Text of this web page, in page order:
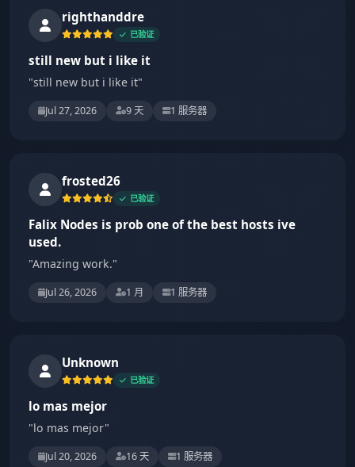
righthanddre
已验证
still new but i like it
"still new but i like it"
Jul 27, 2026 9 天 1 服务器
frosted26
已验证
Falix Nodes is prob one of the best hosts ive
used.
"Amazing work."
Jul 26, 2026 1 月 1 服务器
Unknown
已验证
lo mas mejor
"lo mas mejor"
Jul 20, 2026 16 天 1 服务器